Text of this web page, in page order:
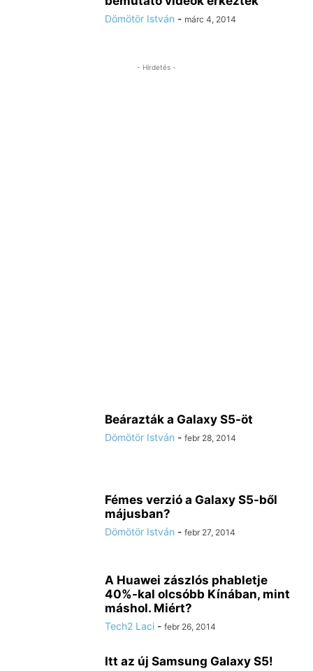
Dömötör István - márc 4, 2014
- Hirdetés -
Beárazták a Galaxy S5-öt
Dömötör István - febr 28, 2014
Fémes verzió a Galaxy S5-ből
májusban?
Dömötör István - febr 27, 2014
A Huawei zászlós phabletje
40%-kal olcsóbb Kínában, mint
máshol. Miért?
Tech2 Laci - febr 26, 2014
Itt az új Samsung Galaxy S5!